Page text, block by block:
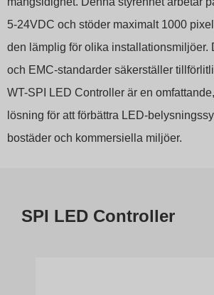
5-24VDC och stöder maximalt 1000
den lämplig för olika installationsmiljöer.
och EMC-standarder säkerställer
WT-SPI LED Controller är en
lösning för att förbättra LED-
bostäder och kommersiella miljöer.
SPI LED Controller